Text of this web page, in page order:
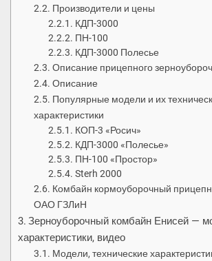
Производители и цены
КДП-3000
ПН-100
КДП-3000 Полесье
Описание прицепного
Описание
Популярные модели и их
характеристики
КОП-3 «Росич»
КДП-3000 «Полесье»
ПН-100 «Простор»
Sterh 2000
Комбайн кормоуборочный
ОАО ГЗЛиН
Зерноуборочный комбайн Енисей —
характеристики, видео
Модели, технические